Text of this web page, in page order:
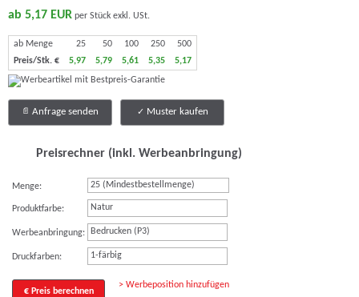
ab 5,17 EUR per Stück exkl. USt.
ab Menge 25 50 100 250
500
Preis/Stk. €
5,97 5,79 5,61 5,35 5,17
Anfrage senden Muster kaufen
Preisrechner (inkl. Werbeanbringung)
Menge:
Produktfarbe: Natur
Werbeanbringung: Bedrucken (P3)
Druckfarben: 1-färbig
€ Preis berechnen
> Werbeposition hinzufügen